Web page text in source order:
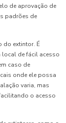
de aprovação de
padrões de
do extintor. É
de fácil acesso
caso de
onde ele possa
varia, mas
o acesso